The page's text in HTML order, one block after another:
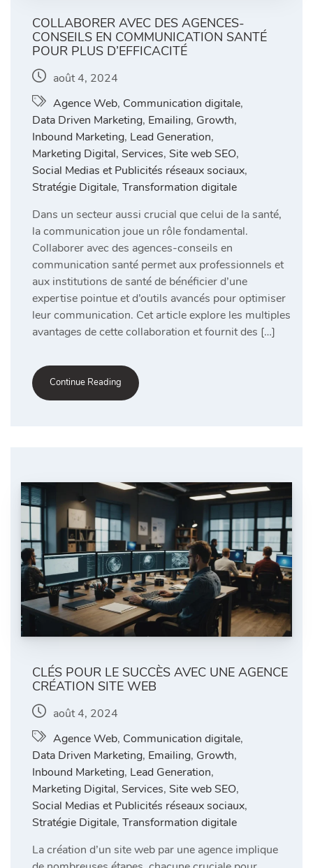
COLLABORER AVEC DES AGENCES-
CONSEILS EN COMMUNICATION SANTÉ
POUR PLUS D’EFFICACITÉ
août 4, 2024
Agence Web, Communication digitale,
Data Driven Marketing, Emailing, Growth,
Inbound Marketing, Lead Generation,
Marketing Digital, Services, Site web SEO,
Social Medias et Publicités réseaux sociaux,
Stratégie Digitale, Transformation digitale
Dans un secteur aussi crucial que celui de la santé,
la communication joue un rôle fondamental.
Collaborer avec des agences-conseils en
communication santé permet aux professionnels et
aux institutions de santé de bénéficier d’une
expertise pointue et d’outils avancés pour optimiser
leur communication. Cet article explore les multiples
avantages de cette collaboration et fournit des […]
Continue Reading
CLÉS POUR LE SUCCÈS AVEC UNE AGENCE
CRÉATION SITE WEB
août 4, 2024
Agence Web, Communication digitale,
Data Driven Marketing, Emailing, Growth,
Inbound Marketing, Lead Generation,
Marketing Digital, Services, Site web SEO,
Social Medias et Publicités réseaux sociaux,
Stratégie Digitale, Transformation digitale
La création d’un site web par une agence implique